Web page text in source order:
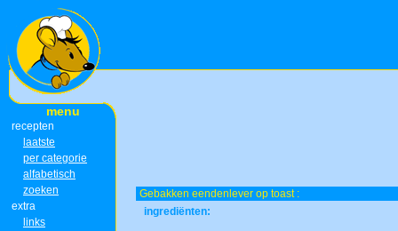
menu
recepten
laatste
per categorie
alfabetisch
zoeken
extra
links
Gebakken eendenlever op toast :
ingrediënten: